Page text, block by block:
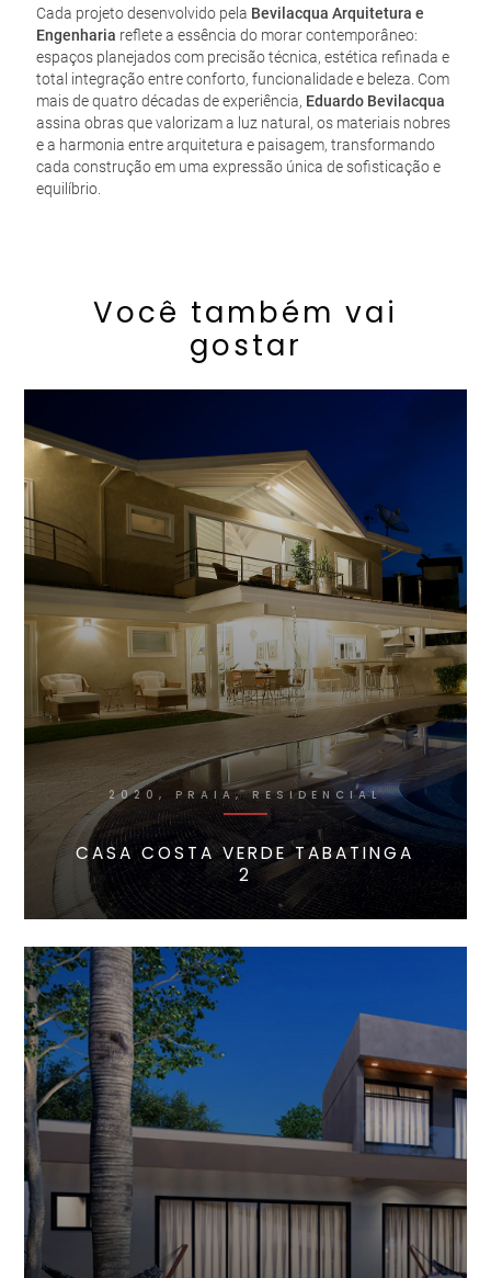
Cada projeto desenvolvido pela Bevilacqua Arquitetura e
Engenharia reflete a essência do morar contemporâneo:
espaços planejados com precisão técnica, estética refinada e
total integração entre conforto, funcionalidade e beleza. Com
mais de quatro décadas de experiência, Eduardo Bevilacqua
assina obras que valorizam a luz natural, os materiais nobres
e a harmonia entre arquitetura e paisagem, transformando
cada construção em uma expressão única de sofisticação e
equilíbrio.
Você também vai
gostar
2020, PRAIA, RESIDENCIAL
CASA COSTA VERDE TABATINGA
2